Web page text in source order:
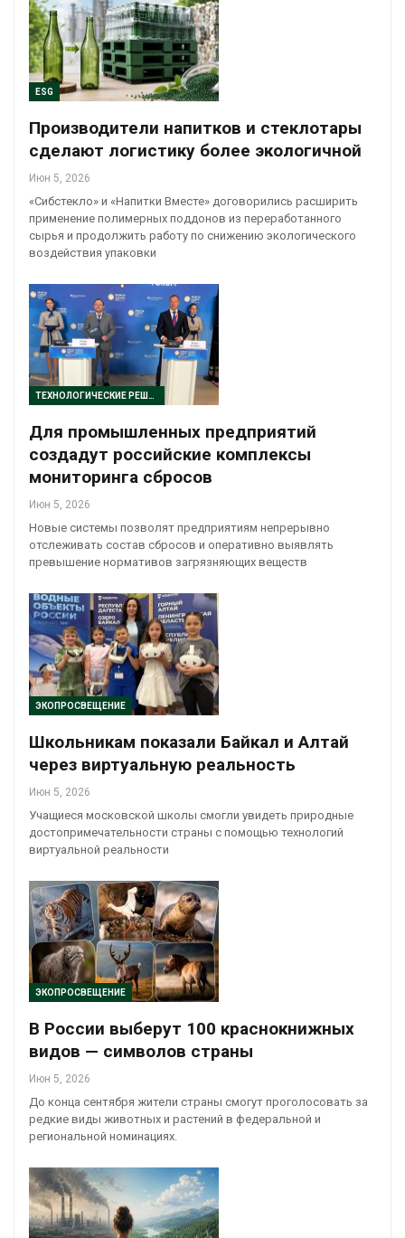
ESG
Производители напитков и стеклотары
сделают логистику более экологичной
Июн 5, 2026
«Сибстекло» и «Напитки Вместе» договорились расширить
применение полимерных поддонов из переработанного
сырья и продолжить работу по снижению экологического
воздействия упаковки
ТЕХНОЛОГИЧЕСКИЕ РЕШЕНИЯ
Для промышленных предприятий
создадут российские комплексы
мониторинга сбросов
Июн 5, 2026
Новые системы позволят предприятиям непрерывно
отслеживать состав сбросов и оперативно выявлять
превышение нормативов загрязняющих веществ
ЭКОПРОСВЕЩЕНИЕ
Школьникам показали Байкал и Алтай
через виртуальную реальность
Июн 5, 2026
Учащиеся московской школы смогли увидеть природные
достопримечательности страны с помощью технологий
виртуальной реальности
ЭКОПРОСВЕЩЕНИЕ
В России выберут 100 краснокнижных
видов — символов страны
Июн 5, 2026
До конца сентября жители страны смогут проголосовать за
редкие виды животных и растений в федеральной и
региональной номинациях.